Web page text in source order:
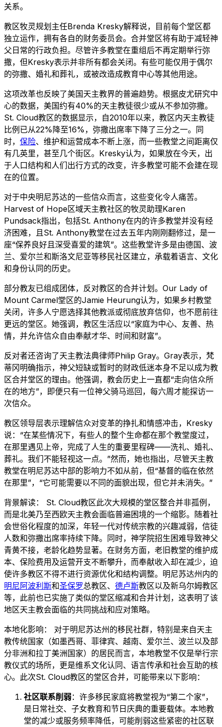
关系。
教区牧灵规划主任Brenda Kresky解释说，目前每个堂区都
独立运作，拥有各自的财务委员会。合并堂区将有助于减轻神
父日常的行政负担。尽管许多教堂在重组后不再定期举行弥
撒，但Kresky表示并非所有都会关闭。有些可能仅用于偶尔
的弥撒、婚礼和葬礼，或被改造成教育中心等其他用途。
这项改革也反映了美国天主教界的普遍趋势。根据皮尤研究中
心的数据，美国约有40%的天主教徒很少或从不参加弥撒。
St. Cloud教区的数据显示，自2010年以来，教区内天主教徒
比例已从22%降至16%，弥撒出席率下降了三分之一。同
时， 保险、维护和运营成本不断上涨，而一些教堂之间距离仅
有几英里，甚至几个街区。Kresky认为，如果放在今天，出
于人口结构和人们出行方式的改变，许多教堂可能不会建在现
在的位置。
对于中央明尼苏达的一些信众而言，这些变化令人痛苦。
Harvest of Hope区域天主教社区的牧灵助理Karen
Pundsack指出，包括St. Anthony在内的许多教堂并没有经
济困难，且St. Anthony教堂在过去五年内刚刚翻修过，是一
座“保养良好且深受喜爱的建筑”。这些教堂许多是由德国、波
兰、爱尔兰和斯洛文尼亚等移民社区建立，承载着语言、文化
和身份认同的历史。
部分教友已组成团体，反对教区的合并计划。Our Lady of
Mount Carmel堂区的Jamie Heurung认为，如果乡村教堂
关闭，许多人宁愿选择其他教派或彻底放弃信仰，也不愿前往
更远的堂区。她强调，教区生活应以“家庭为中心、友善、热
情，并允许信众自由奉献才华、时间和财富”。
反对者还咨询了天主教法典律师Philip Gray。Gray表示，梵
蒂冈明确指示，神父短缺或暂时的财政低迷本身不足以成为教
区合并堂区的理由。他强调，教会历史上一直都“走向信众所
在的地方”，即便只有一位神父骑马巡回，每六周才能探访一
次信众。
教区领导层表示理解信众对变革的挣扎和情感冲击，Kresky
说：“在某些情况下，有些人的整个生命都在那个教堂度过，
在那里遇见上帝，完成了人生的重要里程碑——洗礼、婚礼、
葬礼。我们不能轻视这一点。”然而，她也指出，尽管天主教
教堂在明尼苏达中部的影响力不如从前，但“基督的临在依然
在那里”，“它可能需要以不同的面貌出现，但它并未消失。”
背景解读： St. Cloud教区此次大规模的堂区整合并非孤例，
而是北美乃至西欧天主教会面临普遍困境的一个缩影。随着社
会世俗化程度的加深，年轻一代对传统宗教的兴趣减弱，信徒
人数和弥撒出席率持续下降。同时，神学院招生困难导致神父
青黄不接，老龄化趋势显著。在财务方面，老旧教堂的维护成
本、保险费用及运营开支不断攀升，而奉献收入却在减少，迫
使许多教区不得不进行资源优化和结构调整。明尼苏达州内的
明尼阿波利斯和圣保罗总教区、 德卢斯教区以及新乌尔姆教区
等，此前也已实施了类似的堂区缩减和合并计划，这表明了该
地区天主教会面临的共同挑战和应对策略。
本地化影响： 对于明尼苏达州的移民社群，特别是来自天主
教传统国家（如墨西哥、菲律宾、越南、爱尔兰、波兰以及部
分非洲和拉丁美洲国家）的居民而言，本地教堂不仅是举行宗
教仪式的场所，更是维系文化认同、语言传承和社会互助的核
心。此次St. Cloud教区的堂区合并，可能带来以下影响：
社区联系削弱：许多移民家庭将教堂视为“第二个家”，
是日常社交、子女教育和节日庆典的重要载体。本地教
堂的减少或服务频率降低，可能削弱这些紧密的社区联